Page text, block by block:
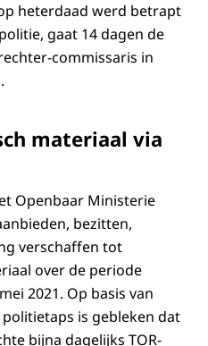
heterdaad werd betrapt
gaat 14 dagen de
commissaris in
materiaal via
Openbaar Ministerie
bezitten,
verschaffen tot
over de periode
2021. Op basis van
is gebleken dat
bijna dagelijks TOR-